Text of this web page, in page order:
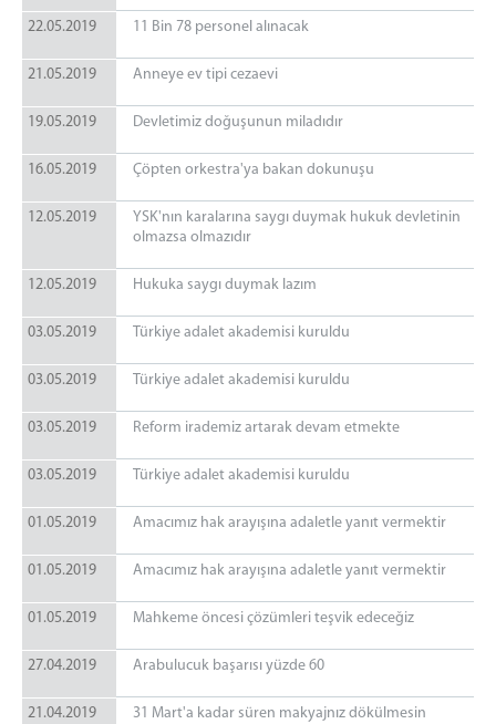
22.05.2019 11 Bin 78 personel alınacak
21.05.2019 Anneye ev tipi cezaevi
19.05.2019 Devletimiz doğuşunun miladıdır
16.05.2019 Çöpten orkestra'ya bakan dokunuşu
12.05.2019
YSK'nın karalarına saygı duymak hukuk devletinin
olmazsa olmazıdır
12.05.2019 Hukuka saygı duymak lazım
03.05.2019 Türkiye adalet akademisi kuruldu
03.05.2019 Türkiye adalet akademisi kuruldu
03.05.2019 Reform irademiz artarak devam etmekte
03.05.2019 Türkiye adalet akademisi kuruldu
01.05.2019 Amacımız hak arayışına adaletle yanıt vermektir
01.05.2019 Amacımız hak arayışına adaletle yanıt vermektir
01.05.2019 Mahkeme öncesi çözümleri teşvik edeceğiz
27.04.2019 Arabulucuk başarısı yüzde 60
21.04.2019 31 Mart'a kadar süren makyajnız dökülmesin